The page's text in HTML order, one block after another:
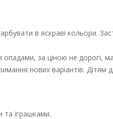
в яскраві кольори.
опадами, за ціною не дорогі,
нових варіантів. Дітям
та іграшками.